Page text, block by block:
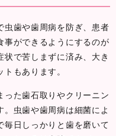
虫歯や歯周病を防ぎ、患者
事ができるようにするのが
状で苦しまずに済み、大き
もあります。
った歯石取りやクリーニン
虫歯や歯周病は細菌によ
毎日しっかりと歯を磨いて